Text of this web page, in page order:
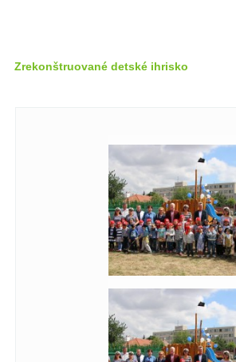
Zrekonštruované detské ihrisko